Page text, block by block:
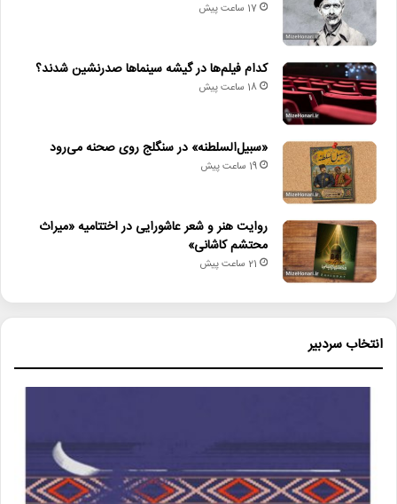
لینک خبر
دیگر خبرها
• نگاه هفته
• صبحانه خبر
• جلال آل‌احمد به قاب تلویزیون می‌آید
• کدام فیلم‌ها در گیشه سینماها صدرنشین شدند؟
• «سبیل‌السلطنه» در سنگلج روی صحنه می‌رود
• عیادت از ایرج؛ تجلیل از دهه‌ها فعالیت هنری خواننده نامدار
17 ساعت پیش
کدام فیلم‌ها در گیشه سینماها صدرنشین شدند؟
18 ساعت پیش
«سبیل‌السلطنه» در سنگلج روی صحنه می‌رود
19 ساعت پیش
روایت هنر و شعر عاشورایی در اختتامیه «میراث
محتشم کاشانی»
21 ساعت پیش
انتخاب سردبیر